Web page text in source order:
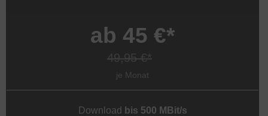
ab 45 €*
49,95 €*
je Monat
Download bis 500 MBit/s